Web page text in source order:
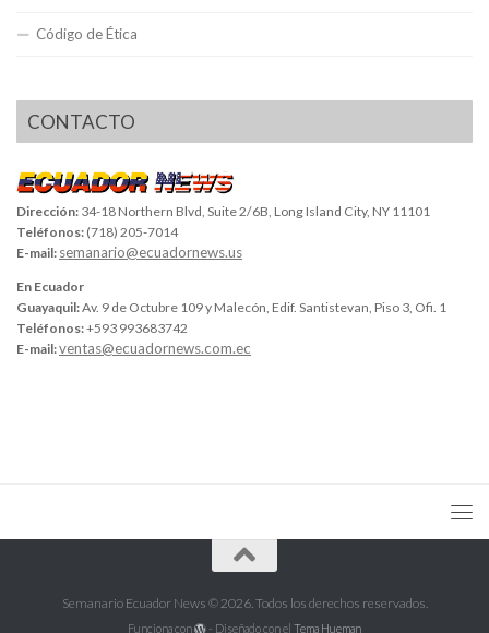
Código de Ética
CONTACTO
Dirección: 34-18 Northern Blvd, Suite 2/6B, Long Island City, NY 11101
Teléfonos: (718) 205-7014
E-mail: semanario@ecuadornews.us
En Ecuador
Guayaquil:Av. 9 de Octubre 109 y Malecón, Edif. Santistevan, Piso 3, Ofi. 1
Teléfonos:+593 993683742
E-mail:ventas@ecuadornews.com.ec
Semanario Ecuador News © 2026. Todos los derechos reservados.
Funciona con - Diseñado con el Tema Hueman